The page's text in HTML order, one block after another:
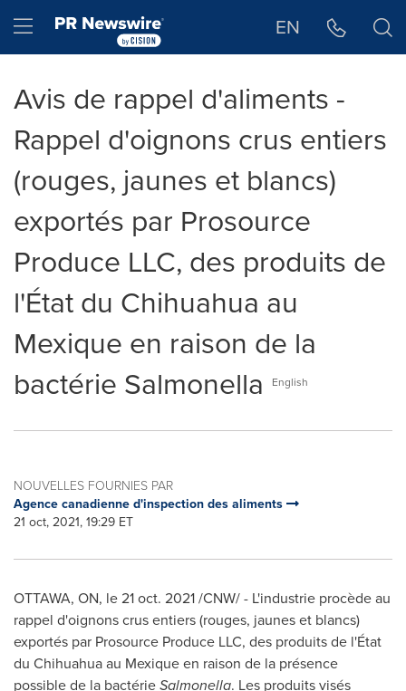
Hamburger menu EN
Avis de rappel d'aliments -
Rappel d'oignons crus entiers
(rouges, jaunes et blancs)
exportés par Prosource
Produce LLC, des produits de
l'État du Chihuahua au
Mexique en raison de la
bactérie Salmonella
English
NOUVELLES FOURNIES PAR
Agence canadienne d'inspection des aliments
21 oct, 2021, 19:29 ET
OTTAWA, ON, le21 oct. 2021/CNW/ - L'industrie procède au
rappel d'oignons crus entiers (rouges, jaunes et blancs)
exportés par Prosource Produce LLC, des produits de l'État
du Chihuahua au Mexique en raison de la présence
possible de la bactérieSalmonella. Les produits visés